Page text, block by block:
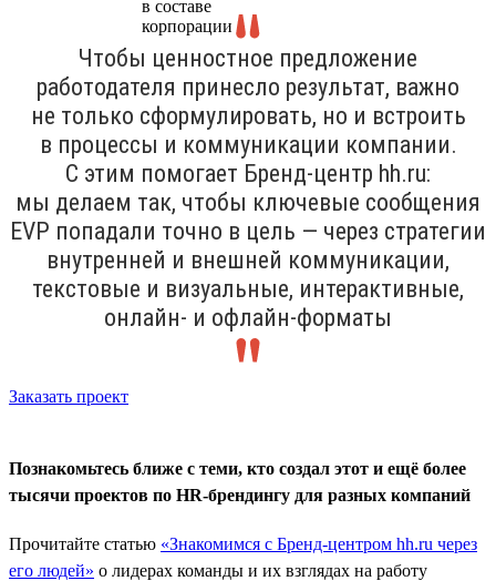
Чтобы ценностное предложение
работодателя принесло результат, важно
не только сформулировать, но и встроить
в процессы и коммуникации компании.
С этим помогает Бренд-центр hh.ru:
мы делаем так, чтобы ключевые сообщения
ЕVP попадали точно в цель — через стратегии
внутренней и внешней коммуникации,
текстовые и визуальные, интерактивные,
онлайн- и офлайн-форматы
Заказать проект
Познакомьтесь ближе с теми, кто создал этот и ещё более
тысячи проектов по HR-брендингу для разных компаний
Прочитайте статью «Знакомимся с Бренд-центром hh.ru через
его людей» о лидерах команды и их взглядах на работу